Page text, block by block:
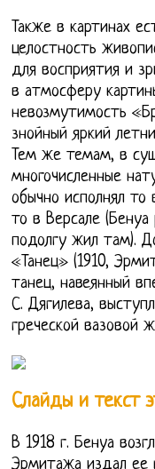
Также в картинах
целостность
для восприятия и
в атмосферу
невозмутимость
знойный яркий
Тем же темам, в
многочисленные
обычно исполнял то
то в Версале
подолгу жил там).
«Танец» (1910,
танец, навеянный
С. Дягилева,
греческой вазовой
Слайды и текст
В 1918 г. Бенуа
Эрмитажа издал ее